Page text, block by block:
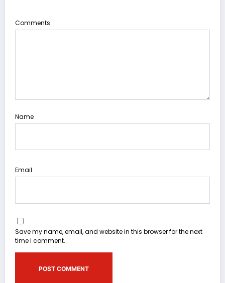
Comments
Name
Email
Save my name, email, and website in this browser for the next
time I comment.